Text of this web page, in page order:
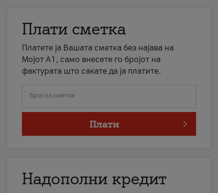
Плати сметка
Платете ја Вашата сметка без најава на
Мојот А1, само внесете го бројот на
фактурата што сакате да ја платите.
Број на сметка
Плати
Надополни кредит